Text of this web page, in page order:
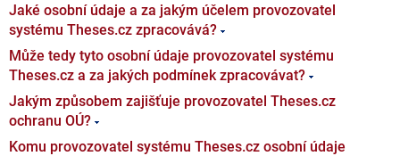
Jaké osobní údaje a za jakým účelem provozovatel
systému Theses.cz zpracovává?
Může tedy tyto osobní údaje provozovatel systému
Theses.cz a za jakých podmínek zpracovávat?
Jakým způsobem zajišťuje provozovatel Theses.cz
ochranu OÚ?
Komu provozovatel systému Theses.cz osobní údaje